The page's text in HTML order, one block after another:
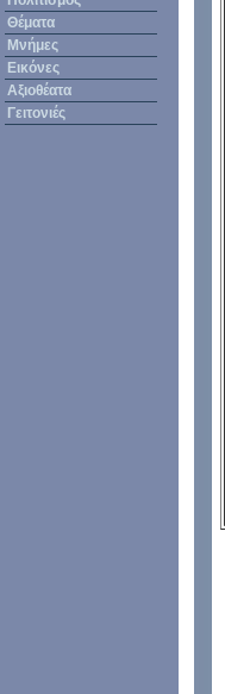
Θέματα
Μνήμες
Εικόνες
Αξιοθέατα
Γειτονιές